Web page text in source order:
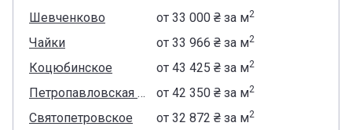
Шевченково от ‍33 000 ₴за м2
Чайки от ‍33 966 ₴за м2
Коцюбинское от ‍43 425 ₴за м2
Петропавловская Борщаговка от ‍42 350 ₴за м2
Святопетровское от ‍32 872 ₴за м2